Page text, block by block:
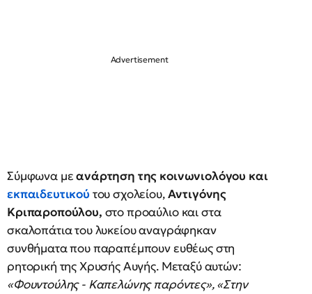
Σύμφωνα μεανάρτηση της κοινωνιολόγου και
εκπαιδευτικού του σχολείου,Αντιγόνης
Κριπαροπούλου, στο προαύλιο και στα
σκαλοπάτια του λυκείου αναγράφηκαν
συνθήματα που παραπέμπουν ευθέως στη
ρητορική της Χρυσής Αυγής. Μεταξύ αυτών:
«Φουντούλης - Καπελώνης παρόντες», «Στην